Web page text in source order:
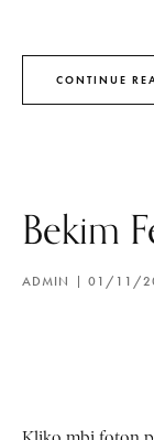
CONTINUE
Bekim
ADMIN 01/11/